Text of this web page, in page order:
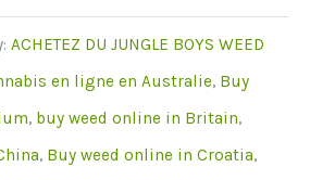
ACHETEZ DU JUNGLE BOYS WEED
en ligne en Australie, Buy
, buy weed online in Britain,
, Buy weed online in Croatia,